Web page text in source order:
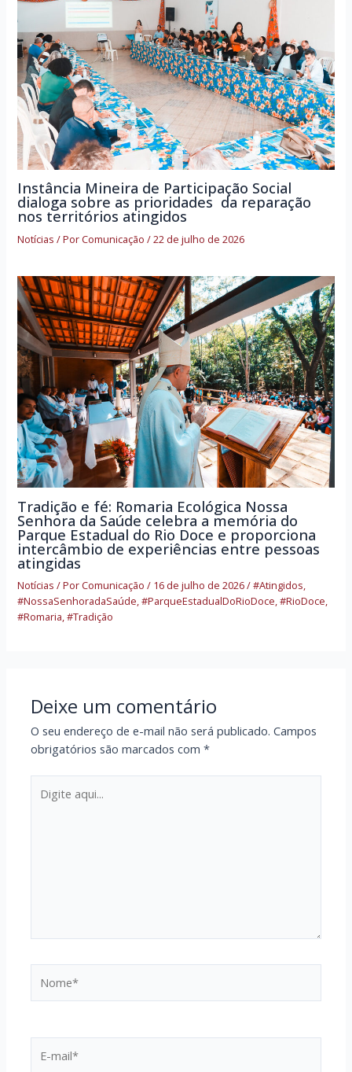
Instância Mineira de Participação Social
dialoga sobre as prioridades da reparação
nos territórios atingidos
Notícias / PorComunicação/22 de julho de 2026
Tradição e fé: Romaria Ecológica Nossa
Senhora da Saúde celebra a memória do
Parque Estadual do Rio Doce e proporciona
intercâmbio de experiências entre pessoas
atingidas
Notícias / PorComunicação/ 16 de julho de 2026/#Atingidos,
#NossaSenhoradaSaúde,#ParqueEstadualDoRioDoce,#RioDoce,
#Romaria,#Tradição
Deixe um comentário
O seu endereço de e-mail não será publicado. Campos
obrigatórios são marcados com*
aqui...
mail*